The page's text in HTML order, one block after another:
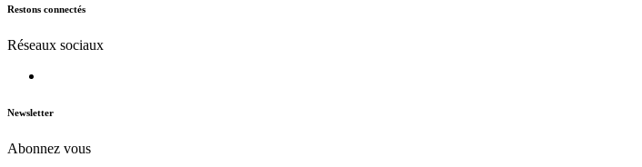
Restons connectés
Réseaux sociaux
Newsletter
Abonnez vous